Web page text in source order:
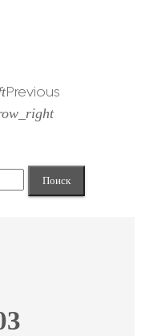
Previous